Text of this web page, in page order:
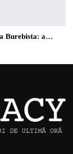
Burebista: a…